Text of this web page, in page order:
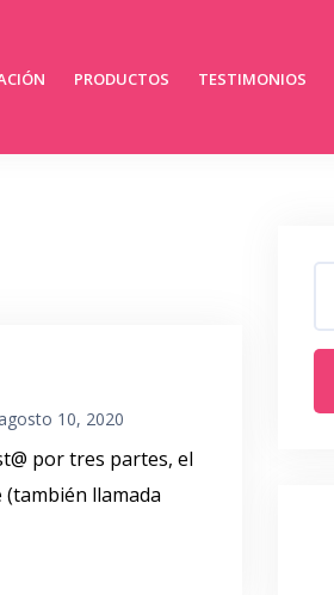
PRODUCTOS TESTIMONIOS
agosto 10, 2020
por tres partes, el
llamada